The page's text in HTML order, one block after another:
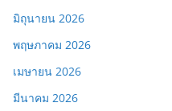
มิถุนายน 2026
พฤษภาคม 2026
เมษายน 2026
มีนาคม 2026